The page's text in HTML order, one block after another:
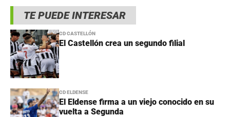
TE PUEDE INTERESAR
CD CASTELLÓN
El Castellón crea un segundo filial
CD ELDENSE
El Eldense firma a un viejo conocido en su
vuelta a Segunda